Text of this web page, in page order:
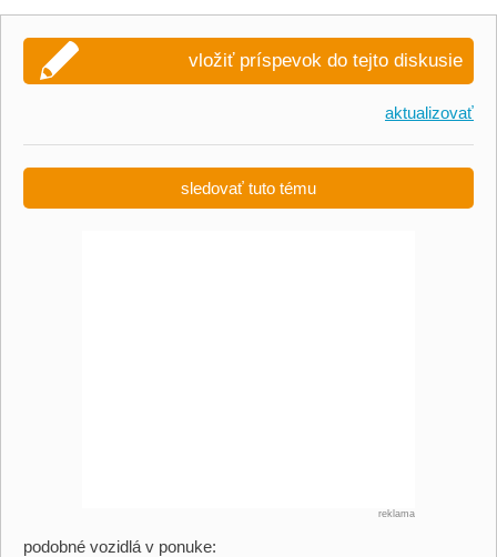
vložiť príspevok do tejto diskusie
aktualizovať
sledovať tuto tému
reklama
podobné vozidlá v ponuke: